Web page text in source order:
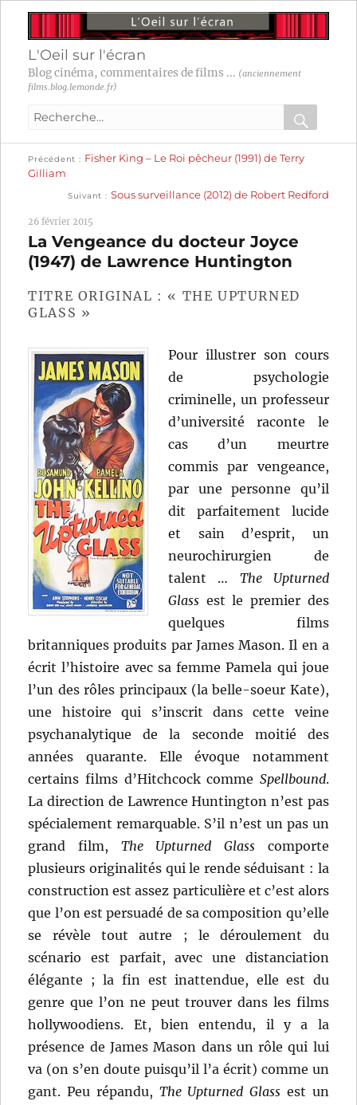
L'Oeil sur l'écran
Blog cinéma, commentaires de films ... (anciennement
films.blog.lemonde.fr)
Recherche
:
OK
Navigation
l’article
Précédent
précédente :
Fisher King – Le Roi pêcheur (1991) de Terry
Gilliam
Suivant
suivante :
Sous surveillance (2012) de Robert Redford
26 février 2015
La Vengeance du docteur Joyce
(1947) de Lawrence Huntington
TITRE ORIGINAL : « THE UPTURNED
GLASS »
Pour illustrer son cours
de psychologie
criminelle, un professeur
d’université raconte le
cas d’un meurtre
commis par vengeance,
par une personne qu’il
dit parfaitement lucide
et sain d’esprit, un
neurochirurgien de
talent … The Upturned
Glass est le premier des
quelques films
britanniques produits par James Mason. Il en a
écrit l’histoire avec sa femme Pamela qui joue
l’un des rôles principaux (la belle-soeur Kate),
une histoire qui s’inscrit dans cette veine
psychanalytique de la seconde moitié des
années quarante. Elle évoque notamment
certains films d’Hitchcock comme Spellbound.
La direction de Lawrence Huntington n’est pas
spécialement remarquable. S’il n’est un pas un
grand film, The Upturned Glass comporte
plusieurs originalités qui le rende séduisant : la
construction est assez particulière et c’est alors
que l’on est persuadé de sa composition qu’elle
se révèle tout autre ; le déroulement du
scénario est parfait, avec une distanciation
élégante ; la fin est inattendue, elle est du
genre que l’on ne peut trouver dans les films
hollywoodiens. Et, bien entendu, il y a la
présence de James Mason dans un rôle qui lui
va (on s’en doute puisqu’il l’a écrit) comme un
gant. Peu répandu, The Upturned Glass est un